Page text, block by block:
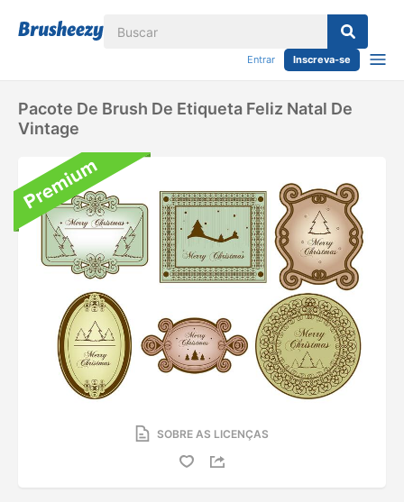
Entrar Inscreva-se
Pacote De Brush De Etiqueta Feliz Natal De
Vintage
SOBRE AS LICENÇAS